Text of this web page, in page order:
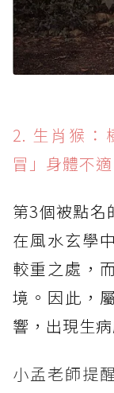
2. 生肖猴：
冒」身體不適
第3個被點名
在風水玄學
較重之處，
境。因此，
響，出現生
小孟老師提